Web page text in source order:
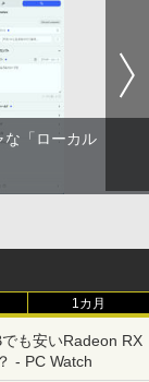
な「ローカル
1カ月
も安いRadeon RX
- PC Watch